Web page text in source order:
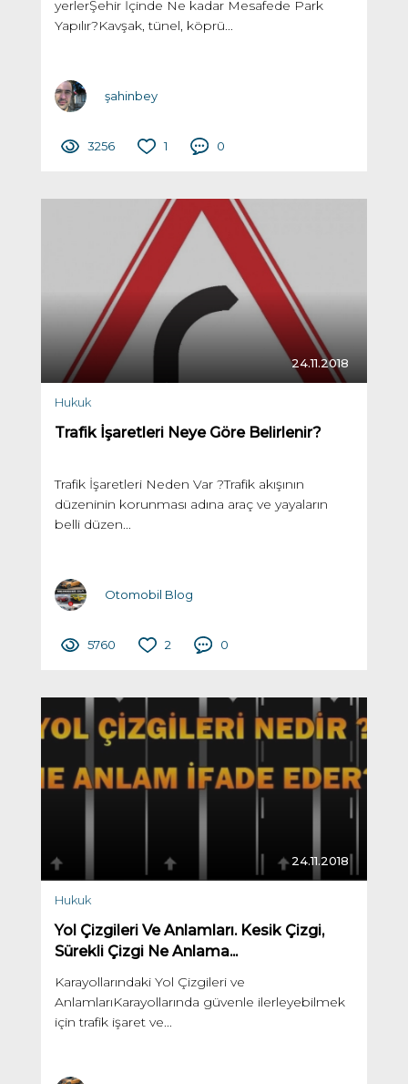
yerlerŞehir İçinde Ne kadar Mesafede Park
Yapılır?Kavşak, tünel, köprü...
şahinbey
3256 1 0
24.11.2018
Hukuk
Trafik İşaretleri Neye Göre Belirlenir?
Trafik İşaretleri Neden Var ?Trafik akışının
düzeninin korunması adına araç ve yayaların
belli düzen...
Otomobil Blog
5760 2 0
24.11.2018
Hukuk
Yol Çizgileri Ve Anlamları. Kesik Çizgi,
Sürekli Çizgi Ne Anlama...
Karayollarındaki Yol Çizgileri ve
AnlamlarıKarayollarında güvenle ilerleyebilmek
için trafik işaret ve...